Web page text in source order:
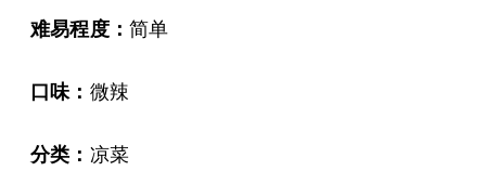
难易程度： 简单
口味： 微辣
分类： 凉菜